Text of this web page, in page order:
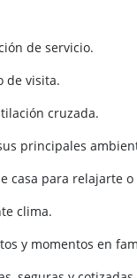
de servicio.
de visita.
cruzada.
principales
casa para relajarte
clima.
y momentos en